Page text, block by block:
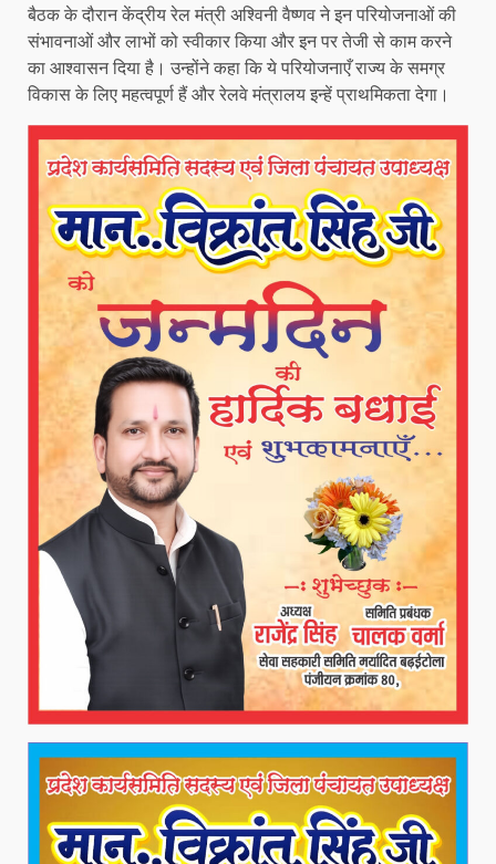
बैठक के दौरान केंद्रीय रेल मंत्री अश्विनी वैष्णव ने इन परियोजनाओं की
संभावनाओं और लाभों को स्वीकार किया और इन पर तेजी से काम करने
का आश्वासन दिया है। उन्होंने कहा कि ये परियोजनाएँ राज्य के समग्र
विकास के लिए महत्वपूर्ण हैं और रेलवे मंत्रालय इन्हें प्राथमिकता देगा।